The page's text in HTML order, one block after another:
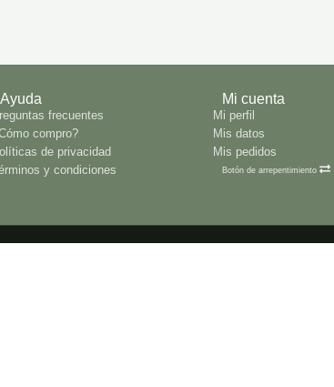
Ayuda
frecuentes
compro?
de privacidad
y condiciones
Mi cuenta
Mi perfil
Mis datos
Mis pedidos
Botón de arrepentimiento